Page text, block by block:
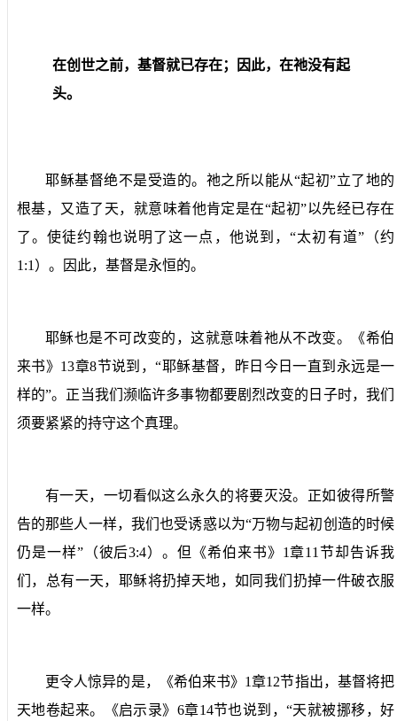
在创世之前，基督就已存在；因此，在祂没有起
头。
耶稣基督绝不是受造的。祂之所以能从“起初”立了地的
根基，又造了天，就意味着他肯定是在“起初”以先经已存在
了。使徒约翰也说明了这一点，他说到，“太初有道”（约
1:1 ）。因此，基督是永恒的。
耶稣也是不可改变的，这就意味着祂从不改变。《希伯
来书》 13章8节说到，“耶稣基督，昨日今日一直到永远是一
样的”。正当我们濒临许多事物都要剧烈改变的日子时，我们
须要紧紧的持守这个真理。
有一天，一切看似这么永久的将要灭没。正如彼得所警
告的那些人一样，我们也受诱惑以为“万物与起初创造的时候
仍是一样”（彼后3:4）。但《希伯来书》 1章11 节却告诉我
们，总有一天，耶稣将扔掉天地，如同我们扔掉一件破衣服
一样。
更令人惊异的是，《希伯来书》 1章12节指出，基督将把
天地卷起来。《启示录》 6章14节也说到，“天就被挪移，好